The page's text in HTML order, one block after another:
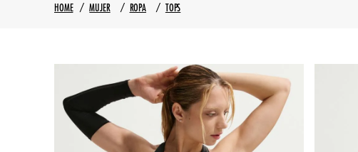
1. tenis
3. nike
guayos
gorras
MUJER ROPA TOPS